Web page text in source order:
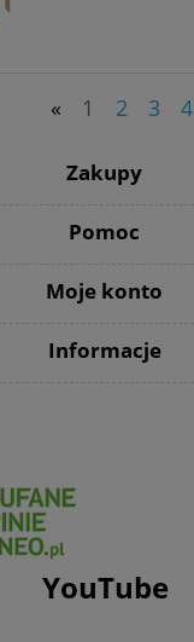
« 1 2 3 4
Zakupy
Pomoc
Moje konto
Informacje
YouTube